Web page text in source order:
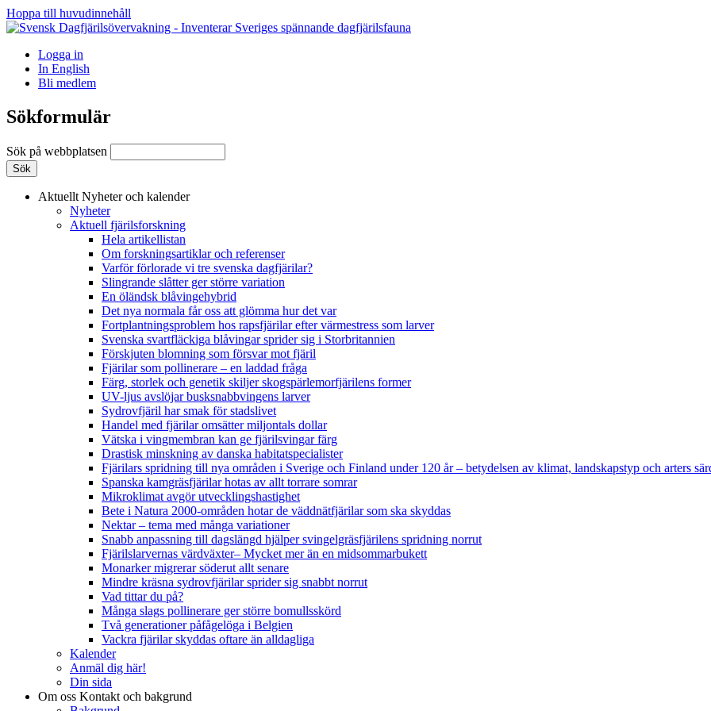
Hoppa till huvudinnehåll
Logga in
In English
Bli medlem
Sökformulär
Sök på webbplatsen
Aktuellt Nyheter och kalender
Nyheter
Aktuell fjärilsforskning
Hela artikellistan
Om forskningsartiklar och referenser
Varför förlorade vi tre svenska dagfjärilar?
Slingrande slåtter ger större variation
En öländsk blåvingehybrid
Det nya normala får oss att glömma hur det var
Fortplantningsproblem hos rapsfjärilar efter värmestress som larver
Svenska svartfläckiga blåvingar sprider sig i Storbritannien
Förskjuten blomning som försvar mot fjäril
Fjärilar som pollinerare – en laddad fråga
Färg, storlek och genetik skiljer skogspärlemorfjärilens former
UV-ljus avslöjar busksnabbvingens larver
Sydrovfjäril har smak för stadslivet
Handel med fjärilar omsätter miljontals dollar
Vätska i vingmembran kan ge fjärilsvingar färg
Drastisk minskning av danska habitatspecialister
Fjärilars spridning till nya områden i Sverige och Finland under 120 år– betydelsen av klimat, landskapstyp och arters
Spanska kamgräsfjärilar hotas av allt torrare somrar
Mikroklimat avgör utvecklingshastighet
Bete i Natura 2000-områden hotar de väddnätfjärilar som ska skyddas
Nektar – tema med många variationer
Snabb anpassning till dagslängd hjälper svingelgräsfjärilens spridning norrut
Fjärilslarvernas värdväxter– Mycket mer än en midsommarbukett
Monarker migrerar söderut allt senare
Mindre kräsna sydrovfjärilar sprider sig snabbt norrut
Vad tittar du på?
Många slags pollinerare ger större bomullsskörd
Två generationer påfågelöga i Belgien
Vackra fjärilar skyddas oftare än alldagliga
Kalender
Anmäl dig här!
Din sida
Om oss Kontakt och bakgrund